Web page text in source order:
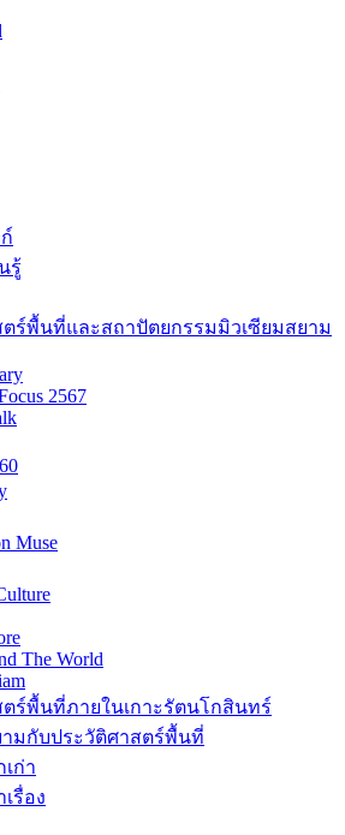
รู้
ร์พื้นที่และสถาปัตยกรรมมิวเซียมสยาม
2567
Muse
The World
ร์พื้นที่ภายในเกาะรัตนโกสินทร์
ามกับประวัติศาสตร์พื้นที่
ก่า
รื่อง